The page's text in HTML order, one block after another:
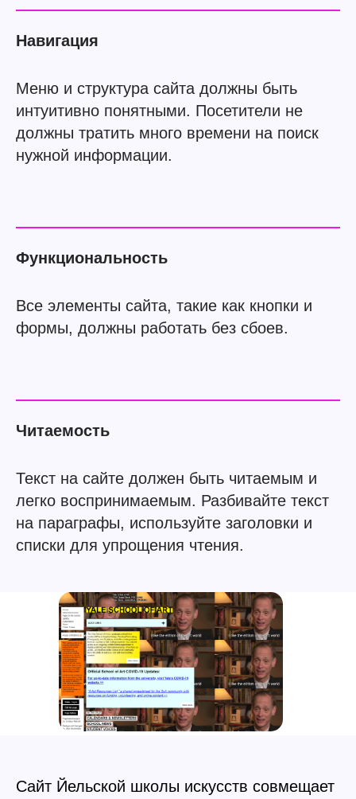
Навигация
Меню и структура сайта должны быть
интуитивно понятными. Посетители не
должны тратить много времени на поиск
нужной информации.
Функциональность
Все элементы сайта, такие как кнопки и
формы, должны работать без сбоев.
Читаемость
Текст на сайте должен быть читаемым и
легко воспринимаемым. Разбивайте текст
на параграфы, используйте заголовки и
списки для упрощения чтения.
Сайт Йельской школы искусств совмещает